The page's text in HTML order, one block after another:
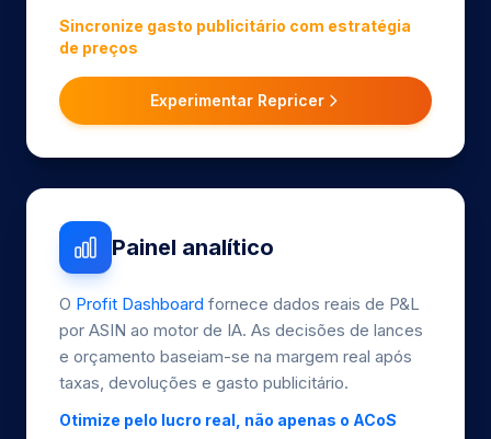
Sincronize gasto publicitário com estratégia
de preços
Experimentar Repricer
Painel analítico
O Profit Dashboard fornece dados reais de P&L
por ASIN ao motor de IA. As decisões de lances
e orçamento baseiam-se na margem real após
taxas, devoluções e gasto publicitário.
Otimize pelo lucro real, não apenas o ACoS